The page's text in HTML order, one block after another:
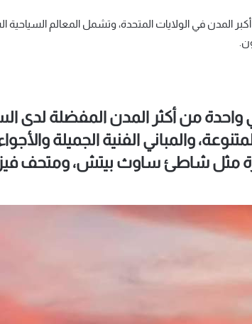
المدن في الولايات المتحدة، وتشمل المعالم
واحدة من أكثر المدن المفضلة لدى
والمباني الفنية الجميلة
مثل شاطئ ساوث بيتش، ومتحف